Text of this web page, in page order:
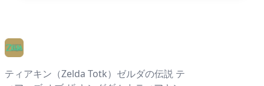
ティアキン（Zelda Totk）ゼルダの伝説 テ